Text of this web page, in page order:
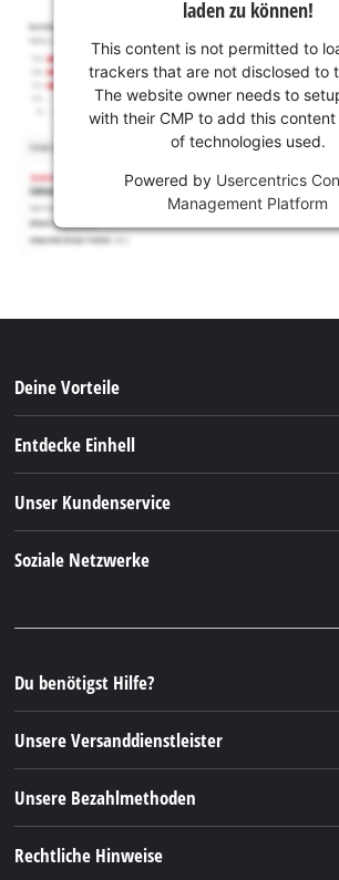
laden zu können!
This content is not permitted to
trackers that are not disclosed to
The website owner needs to
with their CMP to add this
of technologies used.
Powered by Usercentrics
Management Platform
Deine Vorteile
Entdecke Einhell
Nachhaltigkeit
Unser Kundenservice
FAQs
Verpackungsrichtlinien
Hinweise zur Batterieentsorgung
Vertrag widerrufen
Soziale Netzwerke
Instagram
TikTok
Pinterest
Du benötigst Hilfe?
Unsere Versanddienstleister
Unsere Bezahlmethoden
Rechtliche Hinweise